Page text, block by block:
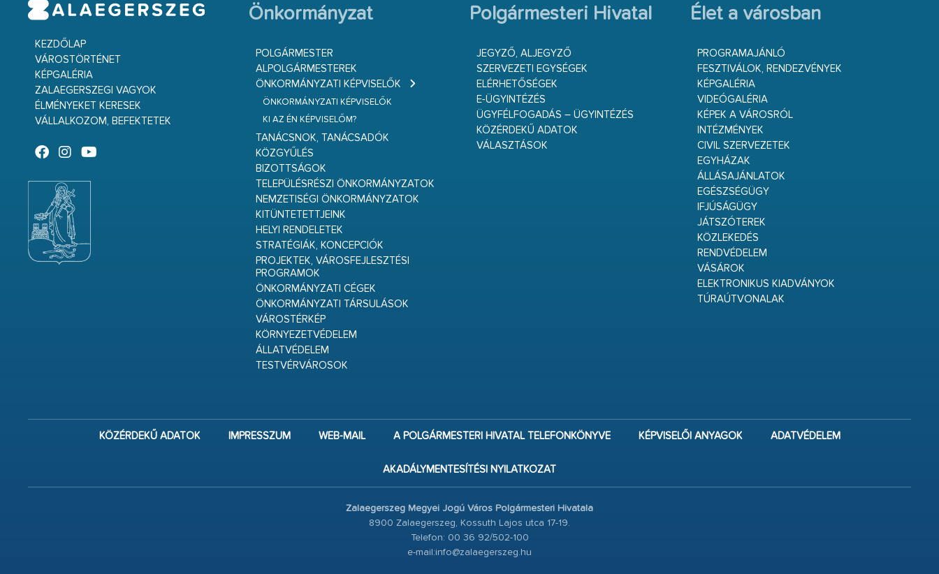
KEZDŐLAP
VÁROSTÖRTÉNET
KÉPGALÉRIA
ZALAEGERSZEGI VAGYOK
ÉLMÉNYEKET KERESEK
VÁLLALKOZOM, BEFEKTETEK
Önkormányzat
POLGÁRMESTER
ALPOLGÁRMESTEREK
ÖNKORMÁNYZATI KÉPVISELŐK
ÖNKORMÁNYZATI KÉPVISELŐK
KI AZ ÉN KÉPVISELŐM?
TANÁCSNOK, TANÁCSADÓK
KÖZGYŰLÉS
BIZOTTSÁGOK
TELEPÜLÉSRÉSZI ÖNKORMÁNYZATOK
NEMZETISÉGI ÖNKORMÁNYZATOK
KITÜNTETETTJEINK
HELYI RENDELETEK
STRATÉGIÁK, KONCEPCIÓK
PROJEKTEK, VÁROSFEJLESZTÉSI
PROGRAMOK
ÖNKORMÁNYZATI CÉGEK
ÖNKORMÁNYZATI TÁRSULÁSOK
VÁROSTÉRKÉP
KÖRNYEZETVÉDELEM
ÁLLATVÉDELEM
TESTVÉRVÁROSOK
Polgármesteri Hivatal
JEGYZŐ, ALJEGYZŐ
SZERVEZETI EGYSÉGEK
ELÉRHETŐSÉGEK
E-ÜGYINTÉZÉS
ÜGYFÉLFOGADÁS – ÜGYINTÉZÉS
KÖZÉRDEKŰ ADATOK
VÁLASZTÁSOK
Élet a városban
PROGRAMAJÁNLÓ
FESZTIVÁLOK, RENDEZVÉNYEK
KÉPGALÉRIA
VIDEÓGALÉRIA
KÉPEK A VÁROSRÓL
INTÉZMÉNYEK
CIVIL SZERVEZETEK
EGYHÁZAK
ÁLLÁSAJÁNLATOK
EGÉSZSÉGÜGY
IFJÚSÁGÜGY
JÁTSZÓTEREK
KÖZLEKEDÉS
RENDVÉDELEM
VÁSÁROK
ELEKTRONIKUS KIADVÁNYOK
TÚRAÚTVONALAK
KÖZÉRDEKŰ ADATOK IMPRESSZUM WEB-MAIL A POLGÁRMESTERI HIVATAL TELEFONKÖNYVE KÉPVISELŐI ANYAGOK ADATVÉDELEM
AKADÁLYMENTESÍTÉSI NYILATKOZAT
Zalaegerszeg Megyei Jogú Város Polgármesteri Hivatala
8900 Zalaegerszeg, Kossuth Lajos utca 17-19.
Telefon: 00 36 92/502-100
e-mail:info@zalaegerszeg.hu